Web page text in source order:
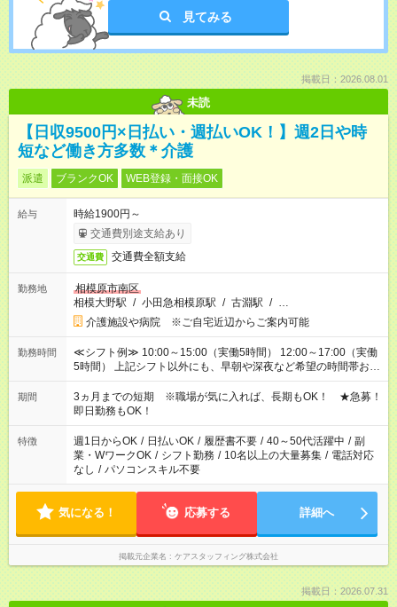
見てみる
掲載日：2026.08.01
未読
【日収9500円×日払い・週払いOK！】週2日や時
短など働き方多数＊介護
派遣 ブランクOK WEB登録・面接OK
給与
時給1900円～
交通費別途支給あり
交通費 交通費全額支給
勤務地
相模原市南区
相模大野駅 / 小田急相模原駅 / 古淵駅 / …
介護施設や病院 ※ご自宅近辺からご案内可能
勤務時間
≪シフト例≫ 10:00～15:00（実働5時間） 12:00～17:00（実働
5時間） 上記シフト以外にも、早朝や深夜など希望の時間帯お聞
かせください！ 事前に担当からヒアリングもしますので、ご安
心ください！
期間
3ヵ月までの短期 ※職場が気に入れば、長期もOK！ ★急募！
即日勤務もOK！
特徴 週1日からOK / 日払いOK / 履歴書不要 / 40～50代活躍中 / 副
業・WワークOK / シフト勤務 / 10名以上の大量募集 / 電話対応
なし / パソコンスキル不要
気になる！ 応募する 詳細へ
掲載元企業名 ケアスタッフィング株式会社
掲載日：2026.07.31